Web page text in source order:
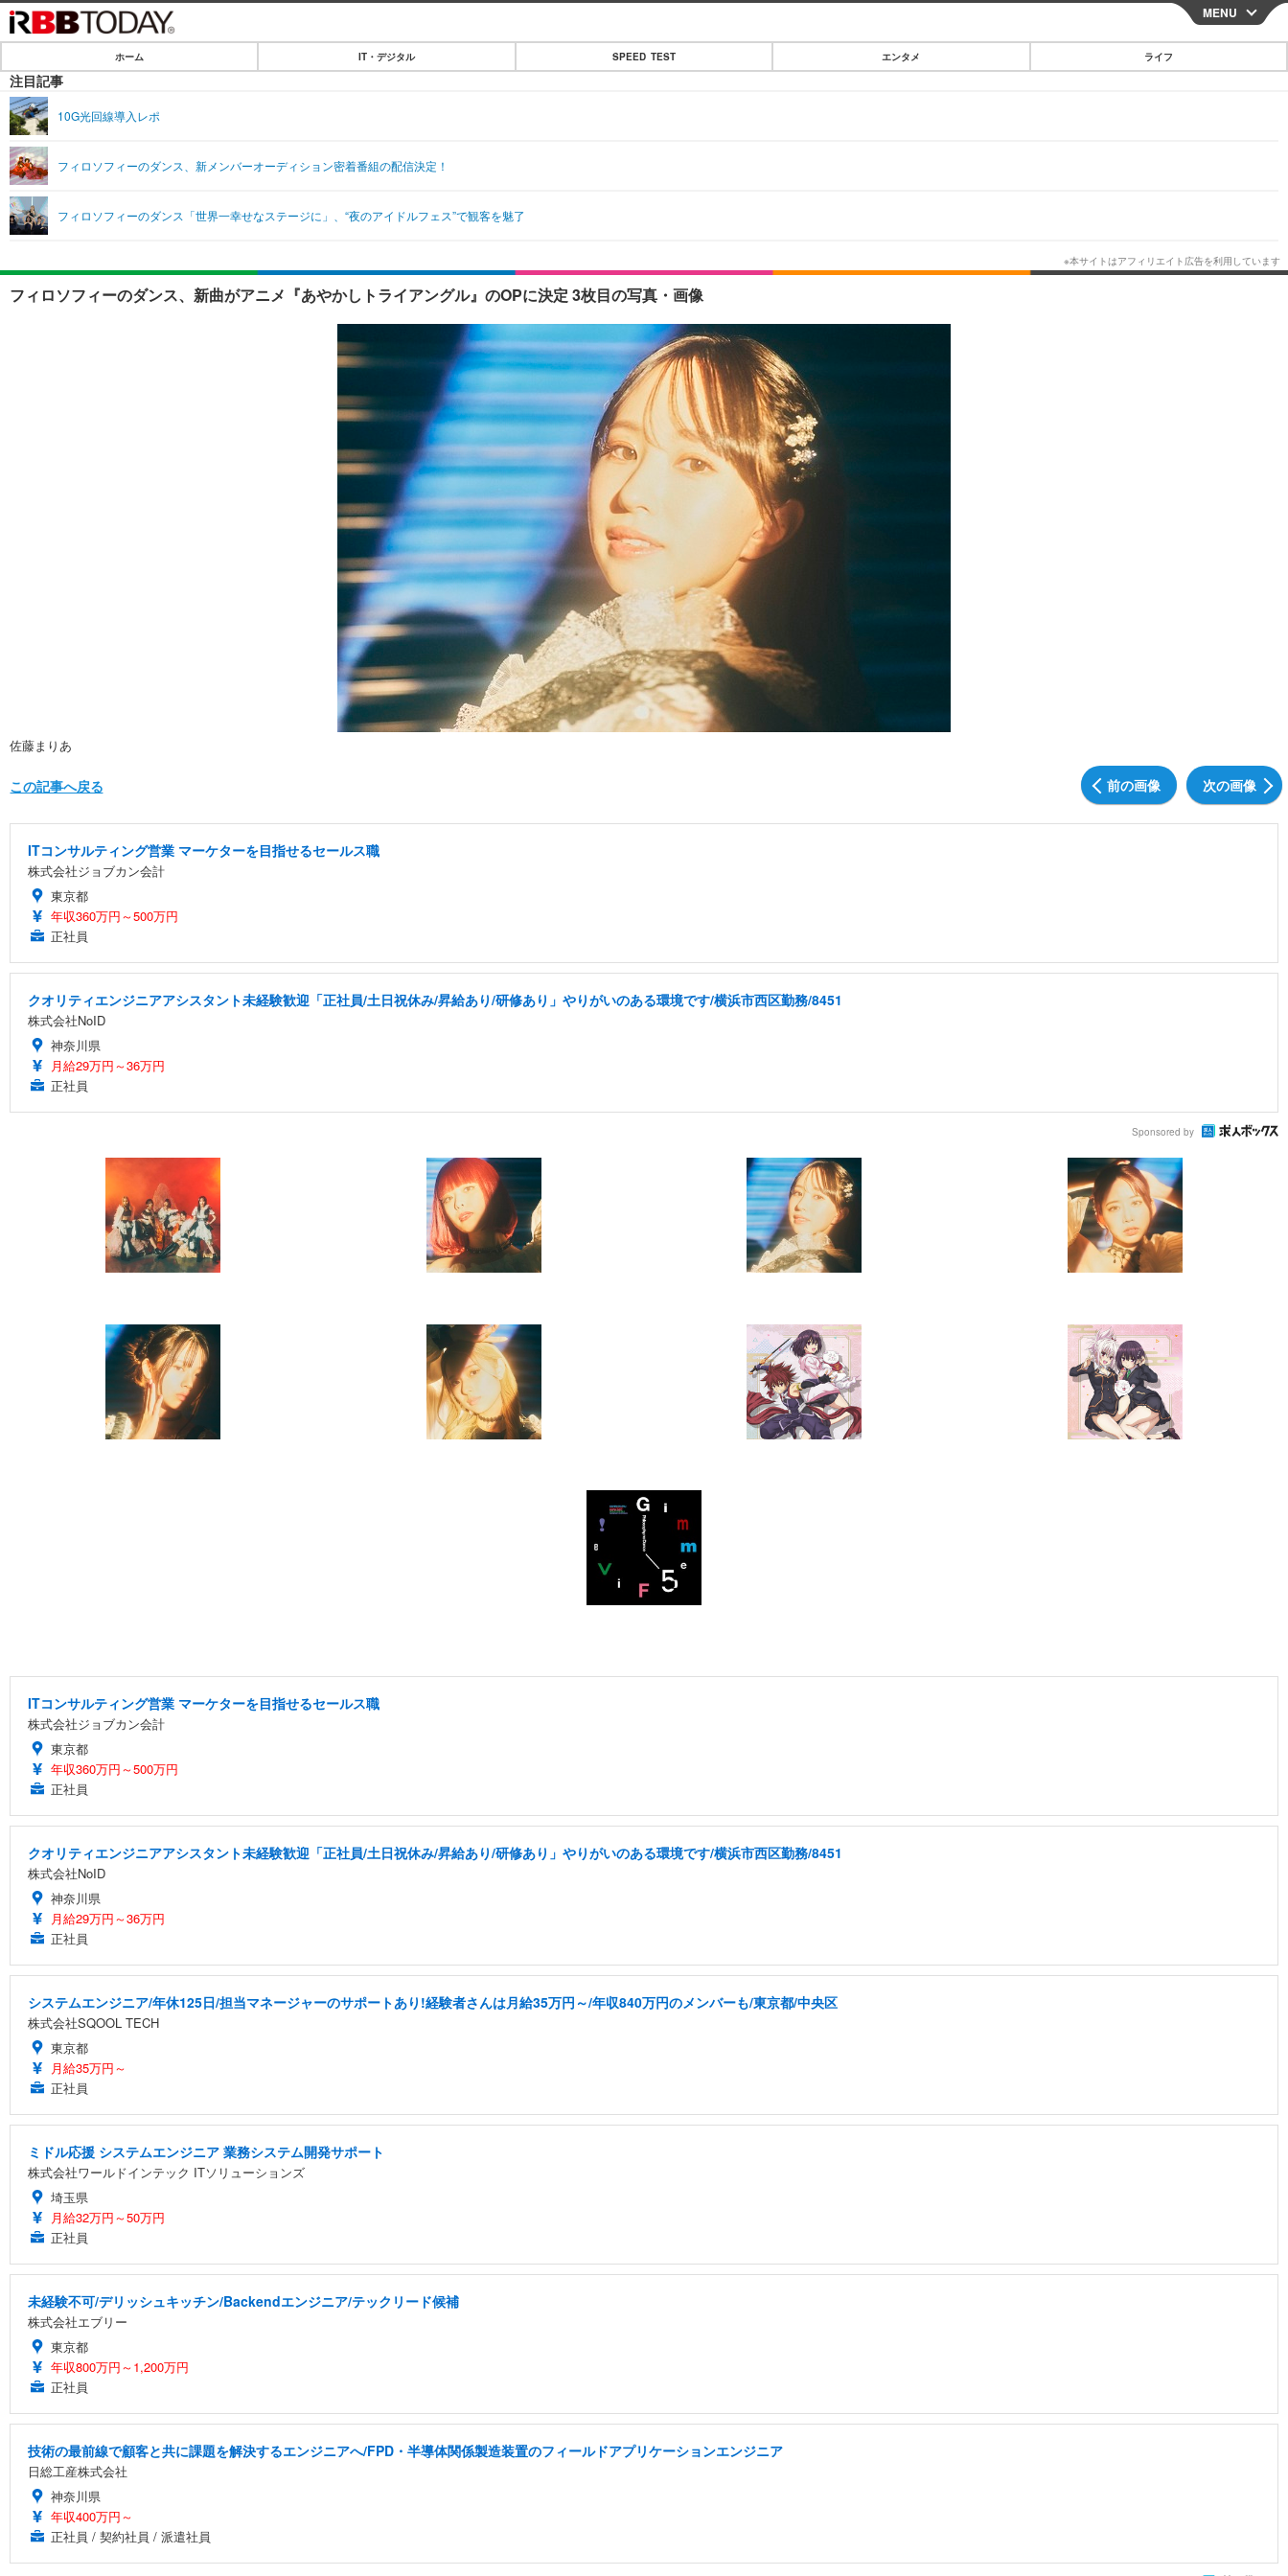
CLOSE
IT・デジタル
ショッピング
SPEED TEST
エンタメ
エンタメTOP
音楽
グラビア
ライフ
ライフTOP グルメ
ペット
その他
リリース一覧
MENU
ホーム IT・デジタル SPEED TEST エンタメ ライフ
注目記事
10G光回線導入レポ
フィロソフィーのダンス、新メンバーオーディション密着番組の配信決定！
フィロソフィーのダンス「世界一幸せなステージに」、“夜のアイドルフェス”で観客を魅了
フィロソフィーのダンス、新曲がアニメ『あやかしトライアングル』のOPに決定 3枚目の写真・画像
佐藤まりあ
前の画像 次の画像
この記事へ戻る
ITコンサルティング営業 マーケターを目指せるセールス職
株式会社ジョブカン会計
東京都
年収360万円～500万円
正社員
クオリティエンジニアアシスタント未経験歓迎「正社員/土日祝休み/昇給あり/研修あり」やりがいのある環境です/横浜市西区勤務/8451
株式会社NoID
神奈川県
月給29万円～36万円
正社員
Sponsored by
ITコンサルティング営業 マーケターを目指せるセールス職
株式会社ジョブカン会計
東京都
年収360万円～500万円
正社員
クオリティエンジニアアシスタント未経験歓迎「正社員/土日祝休み/昇給あり/研修あり」やりがいのある環境です/横浜市西区勤務/8451
株式会社NoID
神奈川県
月給29万円～36万円
正社員
システムエンジニア/年休125日/担当マネージャーのサポートあり!経験者さんは月給35万円～/年収840万円のメンバーも/東京都/中央区
株式会社SQOOL TECH
東京都
月給35万円～
正社員
ミドル応援 システムエンジニア 業務システム開発サポート
株式会社ワールドインテック ITソリューションズ
埼玉県
月給32万円～50万円
正社員
未経験不可/デリッシュキッチン/Backendエンジニア/テックリード候補
株式会社エブリー
東京都
年収800万円～1,200万円
正社員
技術の最前線で顧客と共に課題を解決するエンジニアへ/FPD・半導体関係製造装置のフィールドアプリケーションエンジニア
日総工産株式会社
神奈川県
年収400万円～
正社員 / 契約社員 / 派遣社員